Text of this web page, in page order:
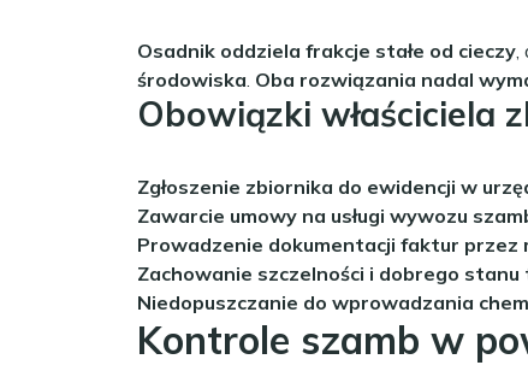
Osadnik oddziela frakcje stałe od cieczy
środowiska Oba rozwiązania nadal
Obowiązki właściciela
Zgłoszenie zbiornika do ewidencji w
Zawarcie umowy na usługi wywozu
Prowadzenie dokumentacji faktur przez
Zachowanie szczelności i dobrego
Niedopuszczanie do wprowadzania
Kontrole szamb w